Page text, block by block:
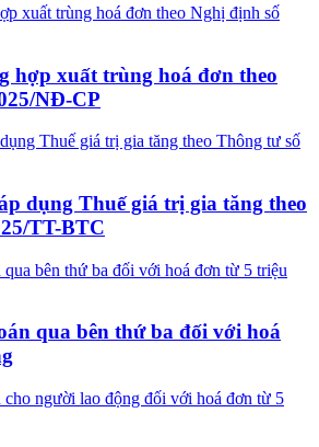
hợp xuất trùng hoá đơn theo
NĐ-CP
dụng Thuế giá trị gia tăng theo
TT-BTC
qua bên thứ ba đối với hoá